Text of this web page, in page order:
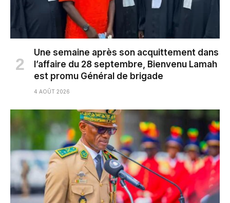
Une semaine après son acquittement dans
l’affaire du 28 septembre, Bienvenu Lamah
est promu Général de brigade
4 AOÛT 2026